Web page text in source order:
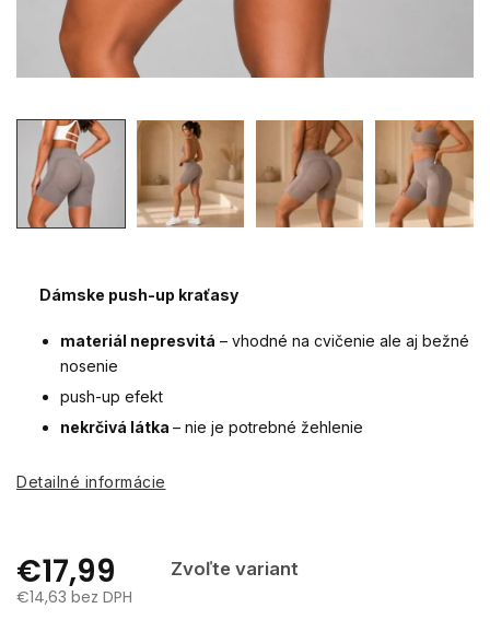
€17,99
Zvoľte variant
€14,63 bez DPH
Dámske push-up kraťasy
materiál nepresvitá – vhodné na cvičenie ale aj bežné
nosenie
push-up efekt
nekrčivá látka – nie je potrebné žehlenie
Detailné informácie